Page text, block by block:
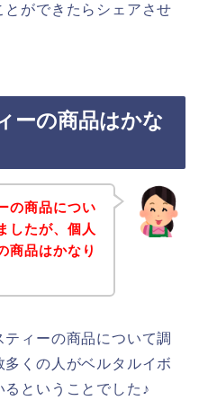
ができたらシェアさせ
ーの商品はかな
の商品につい
したが、個人
商品はかなり
ィーの商品について調
くの人がベルタルイボ
ということでした♪